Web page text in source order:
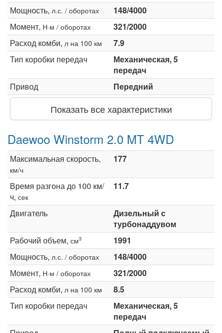
Мощность, л.с. / оборотах
148/4000
Момент, Н·м / оборотах
321/2000
Расход комби, л на 100 км
7.9
Тип коробки передач
Механическая, 5
передач
Привод
Передний
Показать все характеристики
Daewoo Winstorm 2.0 MT 4WD
Максимальная скорость,
км/ч
177
Время разгона до 100 км/
ч, сек
11.7
Двигатель
Дизельный с
турбонаддувом
Рабочий объем, см3
1991
Мощность, л.с. / оборотах
148/4000
Момент, Н·м / оборотах
321/2000
Расход комби, л на 100 км
8.5
Тип коробки передач
Механическая, 5
передач